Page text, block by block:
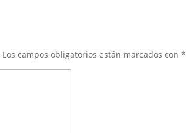
Los campos obligatorios están marcados con*